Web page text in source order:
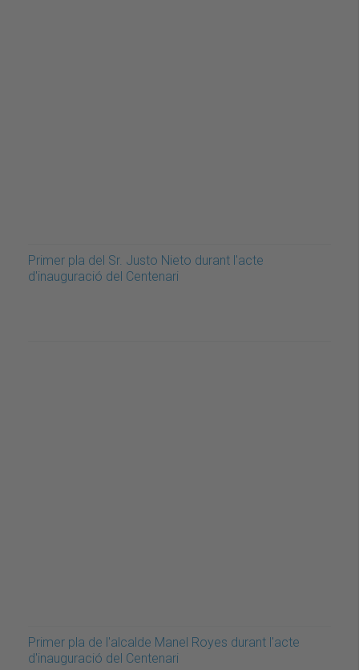
Primer pla del Sr. Justo Nieto durant l'acte
d'inauguració del Centenari
Primer pla de l'alcalde Manel Royes durant l'acte
d'inauguració del Centenari